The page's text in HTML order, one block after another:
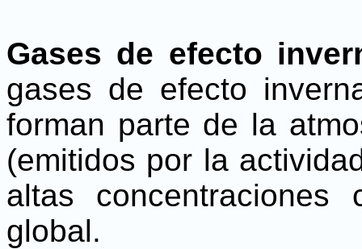
Gases de efecto
gases de efecto
forman parte de la
(emitidos por la
altas concentraciones
global.